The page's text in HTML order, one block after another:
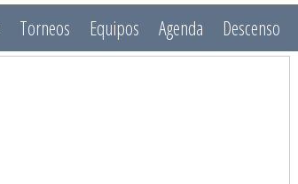
Torneos Equipos Agenda Descenso